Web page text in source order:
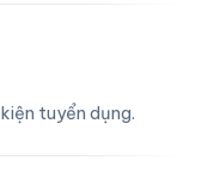
tuyển dụng.